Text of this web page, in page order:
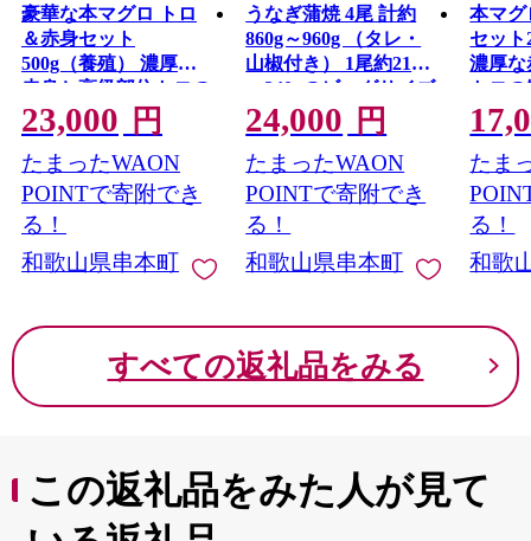
日本まで送り届けたのです。
イランには、トルコ人も多く在住していましたが優先的
に日本人を航空機に搭乗させ、
自分たちトルコ人は1週間をかけ、陸路で帰国しました。
トルコではエルトゥールル号の出来事がずっと語り継が
れており、約100年後にその恩返しとして日本人を救った
のです。
その後もお互いに支援しあい友好関係が続いています。
慰霊碑の設立や、トルコとの共同映画製作によってトル
コと串本町の友好関係は後世に伝えられています。
豪華な本マグロ トロ
＆赤身セット
500g（養殖） 濃厚な
赤身と高級部位トロの
鮪好きにはたまらない
セット 高級 クロマグ
ロ まぐろ マグロ 鮪 中
トロ 赤身 柵 サク マグ
ロ中トロ 豪華
23,000 円
たまったWAON
POINTで寄附でき
る！
和歌山県串本町
うなぎ蒲焼 4尾 計約
860g～960g （タレ・
山椒付き） 1尾約215g
～240gのビッグサイズ
鰻 うなぎ うなぎの蒲
焼 炭火焼き 炭火 中国
産
24,000 円
たまったWAON
POINTで寄附でき
る！
和歌山県串本町
本マグ
セット
濃厚な
トロ
らな
×北山
グロ
たま
る！
和歌
すべての返礼品をみる
この返礼品をみた人が見て